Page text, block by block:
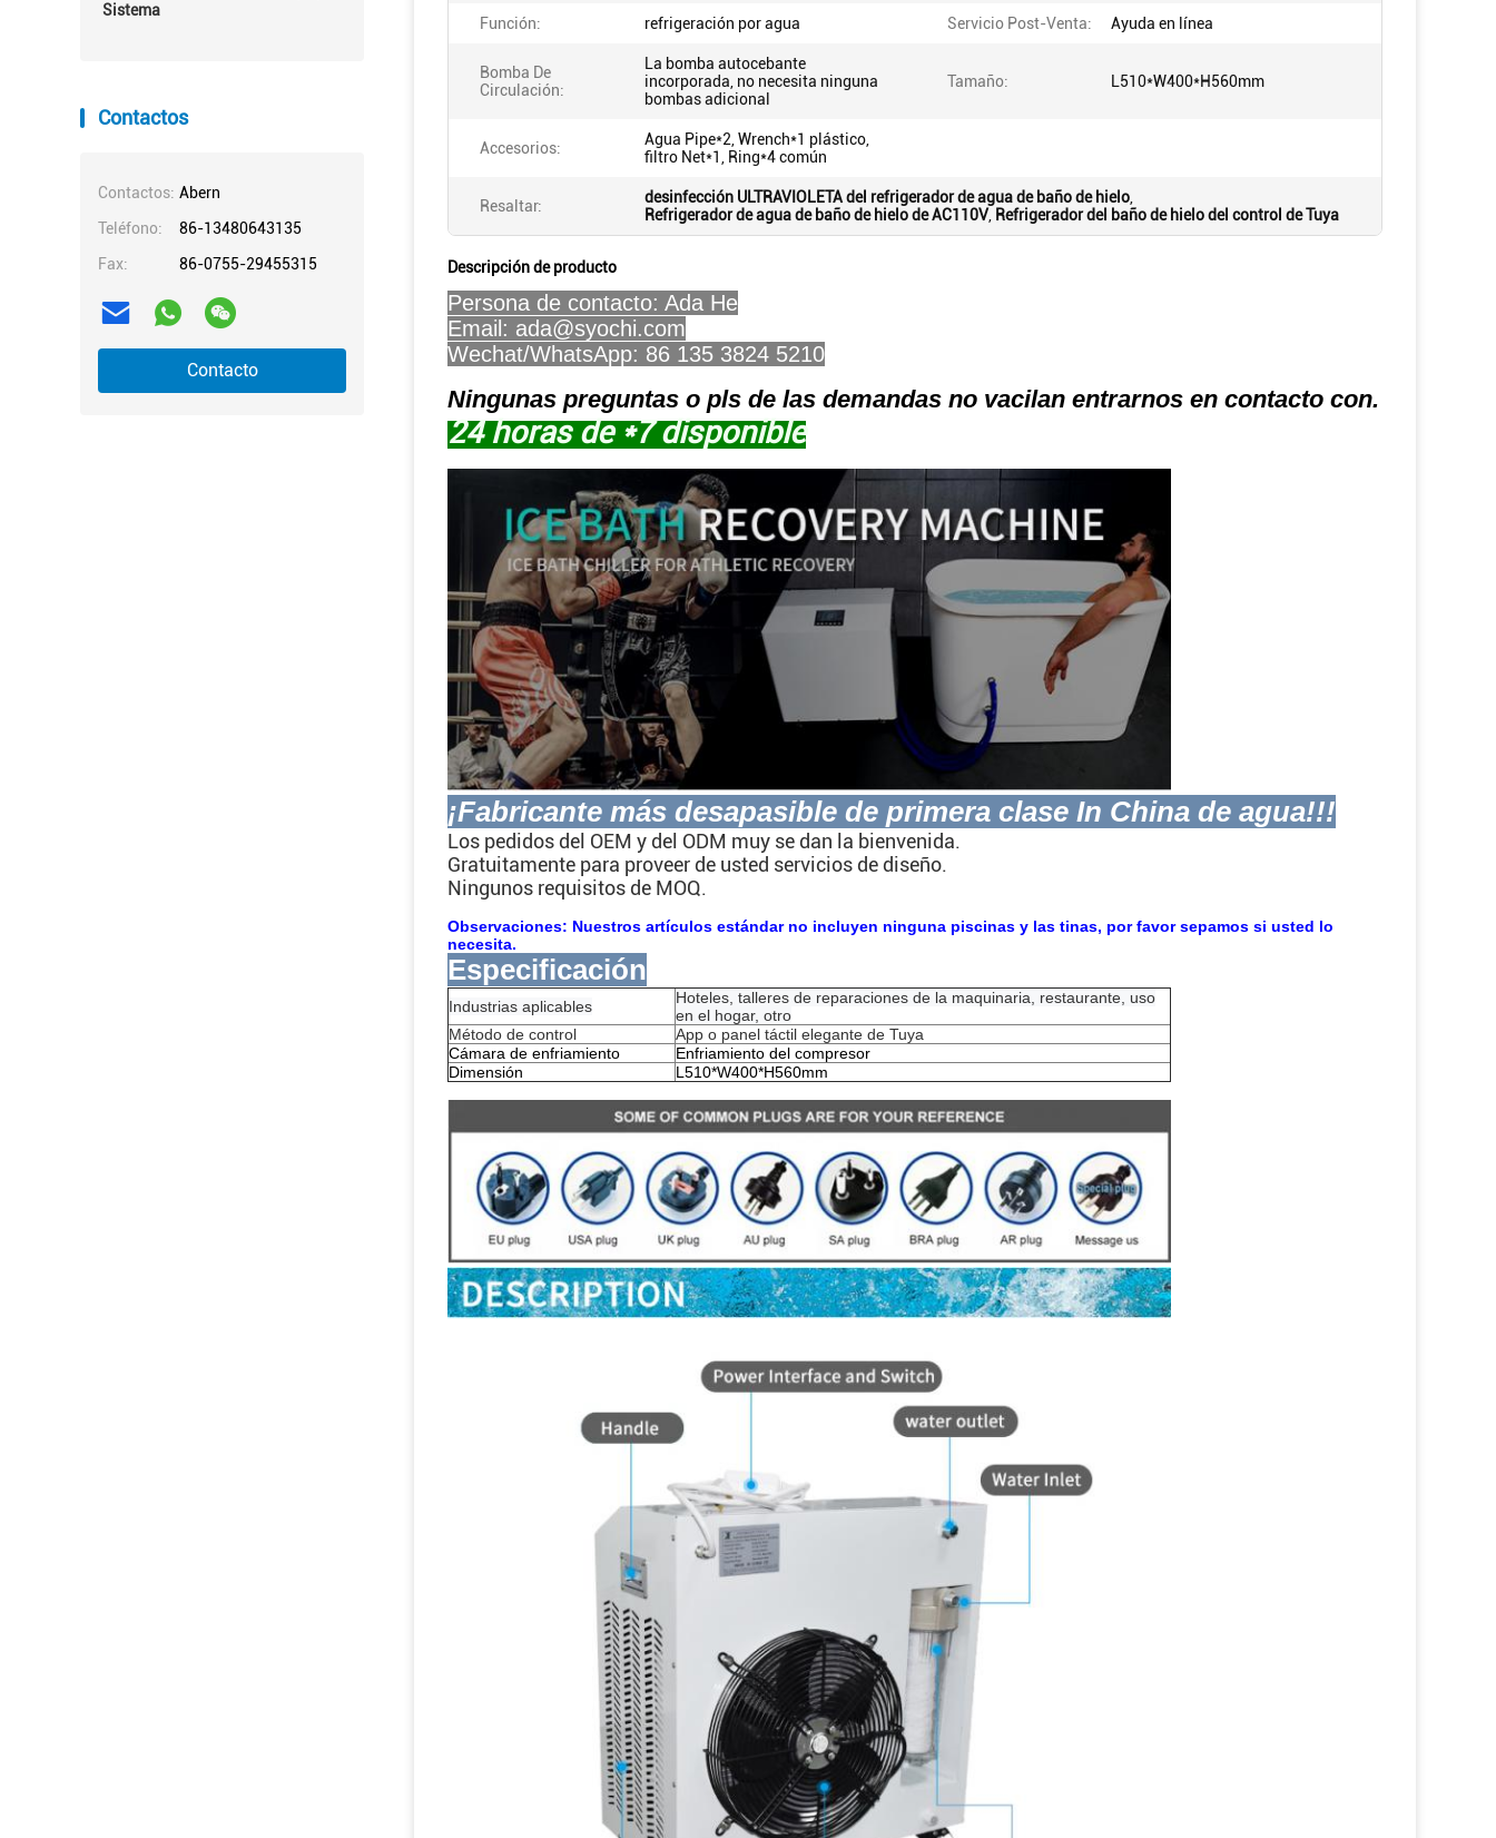
Sistema
Contactos
Contactos: Abern
Teléfono:
86-13480643135
Fax:
86-0755-29455315
Contacto
Función: refrigeración por agua Servicio Post-Venta: Ayuda en línea
Bomba De
Circulación:
La bomba autocebante
incorporada, no necesita ninguna
bombas adicional
Tamaño: L510*W400*H560mm
Accesorios:
Agua Pipe*2, Wrench*1 plástico,
filtro Net*1, Ring*4 común
Resaltar: desinfección ULTRAVIOLETA del refrigerador de agua de baño de hielo
Refrigerador de agua de baño de hielo de AC110V Refrigerador del baño de hielo del control de Tuya
Descripción de producto
Persona de contacto: Ada He
Email: ada@syochi.com
Wechat/WhatsApp: 86 135 3824 5210
Ningunas preguntas o pls de las demandas no vacilan entrarnos en contacto con.
24 horas de *7 disponible
¡Fabricante más desapasible de primera clase In China de agua!!!
Los pedidos del OEM y del ODM muy se dan la bienvenida.
Gratuitamente para proveer de usted servicios de diseño.
Ningunos requisitos de MOQ.
Observaciones: Nuestros artículos estándar no incluyen ninguna piscinas y las tinas, por favor sepamos si usted lo
necesita.
Especificación
Industrias aplicables
Hoteles, talleres de reparaciones de la maquinaria, restaurante, uso
en el hogar, otro
Método de control
App o panel táctil elegante de Tuya
Cámara de enfriamiento
Enfriamiento del compresor
Dimensión
L510*W400*H560mm